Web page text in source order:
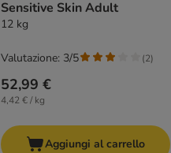
Sensitive Skin Adult
12 kg
52,99 €
4,42 € / kg
Valutazione: 3/5 (2)
Aggiungi al carrello